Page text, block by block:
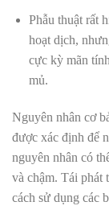
Phẫu thuật rất
hoạt dịch,
cực kỳ mãn
mủ.
Nguyên nhân cơ
được xác định để
nguyên nhân có
và chậm. Tái phát
cách sử dụng các